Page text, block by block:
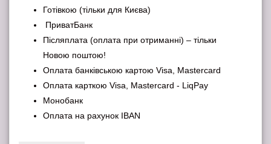
Готівкою (тільки для Києва)
ПриватБанк
Післяплата (оплата при отриманні) – тільки
Новою поштою!
Оплата банківською картою Visa, Mastercard
Оплата карткою Visa, Mastercard - LiqPay
Монобанк
Оплата на рахунок IBAN